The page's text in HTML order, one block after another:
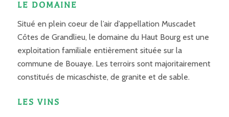
LE DOMAINE
Situé en plein coeur de l’air d’appellation Muscadet
Côtes de Grandlieu, le domaine du Haut Bourg est une
exploitation familiale entièrement située sur la
commune de Bouaye. Les terroirs sont majoritairement
constitués de micaschiste, de granite et de sable.
LES VINS